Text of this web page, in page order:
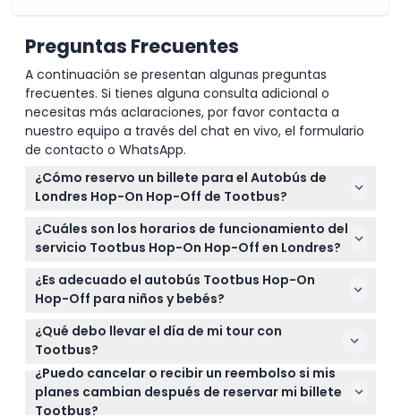
Preguntas Frecuentes
A continuación se presentan algunas preguntas
frecuentes. Si tienes alguna consulta adicional o
necesitas más aclaraciones, por favor contacta a
nuestro equipo a través del chat en vivo, el formulario
de contacto o WhatsApp.
¿Cómo reservo un billete para el Autobús de
Londres Hop-On Hop-Off de Tootbus?
Puedes reservar fácilmente tu billete en línea aquí
mismo en este sitio web. Solo selecciona tu fecha y
pase preferidos, y sigue los pasos sencillos para
asegurar tu lugar.
¿Cuáles son los horarios de funcionamiento del
servicio Tootbus Hop-On Hop-Off en Londres?
Los autobuses operan diariamente desde alrededor
de las 8:30 AM hasta las 6:00 PM entre semana y
extienden el servicio hasta las 7:00 PM los fines de
semana, con autobuses que llegan cada 10-20
minutos en la ruta principal Amarilla (sujeto a
cambios — por favor confirma al momento de la
reserva).
¿Es adecuado el autobús Tootbus Hop-On
Hop-Off para niños y bebés?
Sí, los niños de 0 a 4 años viajan gratis (hasta 2 por
adulto) pero deben sentarse en el regazo de un
acompañados por un adulto que pague. Cualquier
persona de 16 años en adelante paga la tarifa de
¿Qué debo llevar el día de mi tour con
Tootbus?
Es mejor llevar zapatos cómodos, ropa adecuada
para el clima y una cámara. Ten en cuenta que no
se permite comida ni bebidas externas en el
¿Puedo cancelar o recibir un reembolso si mis
planes cambian después de reservar mi billete
Tootbus?